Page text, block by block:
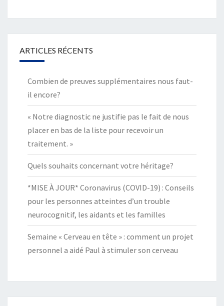
ARTICLES RÉCENTS
Combien de preuves supplémentaires nous faut-
il encore?
« Notre diagnostic ne justifie pas le fait de nous
placer en bas de la liste pour recevoir un
traitement. »
Quels souhaits concernant votre héritage?
*MISE À JOUR* Coronavirus (COVID-19) : Conseils
pour les personnes atteintes d’un trouble
neurocognitif, les aidants et les familles
Semaine « Cerveau en tête » : comment un projet
personnel a aidé Paul à stimuler son cerveau